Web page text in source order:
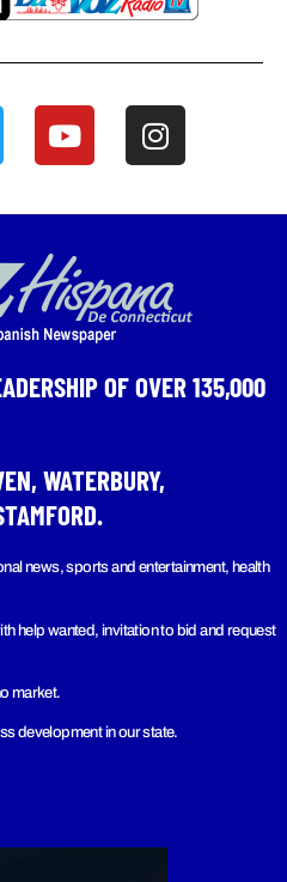
OF OVER 135,000
WATERBURY,
news, sports and entertainment, health
help wanted, invitation to bid and request
market.
development in our state.